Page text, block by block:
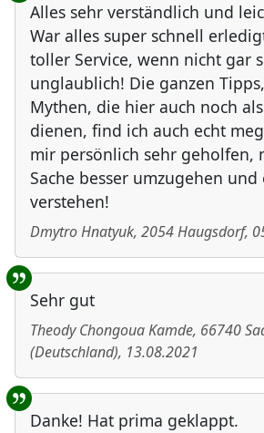
Alles sehr verständlich und
War alles super schnell
toller Service, wenn nicht gar
unglaublich! Die ganzen
Mythen, die hier auch noch
dienen, find ich auch echt
mir persönlich sehr geholfen,
Sache besser umzugehen und
verstehen!
Dmytro Hnatyuk, 2054Haugsdorf,
Sehr gut
Theody Chongoua Kamde, 66740
(Deutschland), 13.08.2021
Danke! Hat prima geklappt.